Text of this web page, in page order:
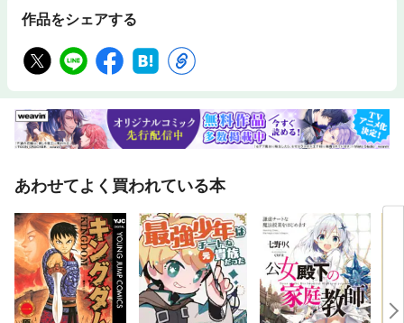
作品をシェアする
あわせてよく買われている本